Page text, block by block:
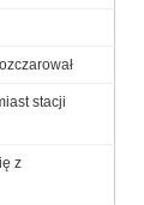
stacji
z